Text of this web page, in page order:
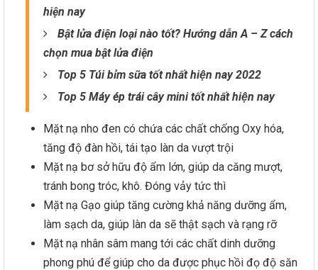
hiện nay
Bật lửa điện loại nào tốt? Hướng dẫn A – Z cách
chọn mua bật lửa điện
Top 5 Túi bỉm sữa tốt nhất hiện nay 2022
Top 5 Máy ép trái cây mini tốt nhất hiện nay
Mặt nạ nho đen có chứa các chất chống Oxy hóa,
tăng độ đàn hồi, tái tạo làn da vượt trội
Mặt nạ bơ sở hữu độ ẩm lớn, giúp da căng mượt,
tránh bong tróc, khô. Đóng vảy tức thì
Mặt nạ Gạo giúp tăng cường khả năng dưỡng ẩm,
làm sạch da, giúp làn da sẽ thật sạch và rạng rỡ
Mặt nạ nhân sâm mang tới các chất dinh dưỡng
phong phú để giúp cho da được phục hồi đọ độ săn